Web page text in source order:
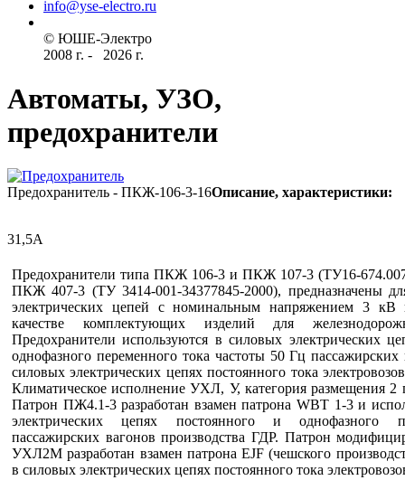
info@yse-electro.ru­
© ЮШЕ-Эл­ектро ­
2008 г­. - ­ ­­­­­
2026 г.
Автоматы, УЗО,
предохранители
Предохранитель - ПКЖ-106-3-16Описание, характеристики:
31,5А
Предохранители типа ПКЖ 106-3 и ПКЖ 107-3 (ТУ16-
ПКЖ 407-3 (ТУ 3414-001-34377845-2000), предназначены
электрических цепей с номинальным напряжением 3 кВ
качестве комплектующих изделий для
Предохранители используются в силовых электрических
однофазного переменного тока частоты 50 Гц
силовых электрических цепях постоянного тока
Климатическое исполнение УХЛ, У, категория размещения
Патрон ПЖ4.1-3 разработан взамен патрона WBT 1-3 и
электрических цепях постоянного и однофазного
пассажирских вагонов производства ГДР. Патрон
УХЛ2М разработан взамен патрона EJF (чешского
в силовых электрических цепях постоянного тока